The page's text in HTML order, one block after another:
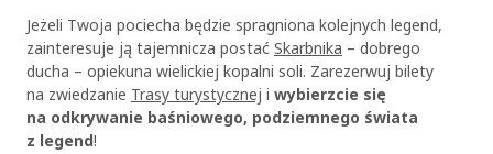
Jeżeli Twoja pociecha będzie spragniona kolejnych legend,
zainteresuje ją tajemnicza postaćSkarbnika – dobrego
ducha – opiekuna wielickiej kopalni soli. Zarezerwuj bilety
na zwiedzanie Trasy turystycznej i wybierzcie się
na odkrywanie baśniowego, podziemnego świata
z legend!